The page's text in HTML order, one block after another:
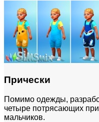
Прически
Помимо одежды,
четыре потрясающих
мальчиков.